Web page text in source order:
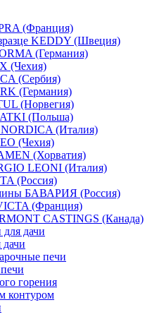
(Франция)
KEDDY (Швеция)
(Германия)
(Чехия)
(Сербия)
(Германия)
(Норвегия)
(Польша)
(Италия)
(Чехия)
(Хорватия)
LEONI (Италия)
(Россия)
БАВАРИЯ (Россия)
(Франция)
CASTINGS (Канада)
дачи
печи
горения
контуром